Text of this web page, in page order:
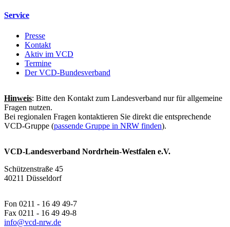
Service
Presse
Kontakt
Aktiv im VCD
Termine
Der VCD-Bundesverband
Hinweis: Bitte den Kontakt zum Landesverband nur für allgemeine
Fragen nutzen.
Bei regionalen Fragen kontaktieren Sie direkt die entsprechende
VCD-Gruppe (passende Gruppe in NRW finden).
VCD-Landesverband Nordrhein-Westfalen e.V.
Schützenstraße 45
40211 Düsseldorf
Fon 0211 - 16 49 49-7
Fax 0211 - 16 49 49-8
info@vcd-nrw.de